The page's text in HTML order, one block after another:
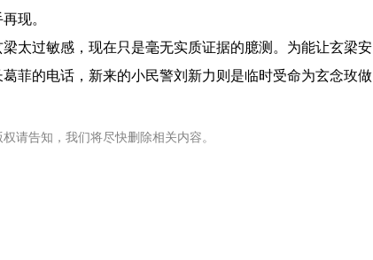
现。
过敏感，现在只是毫无实质证据的臆测。为能让玄梁安
菲的电话，新来的小民警刘新力则是临时受命为玄念玫做
请告知，我们将尽快删除相关内容。